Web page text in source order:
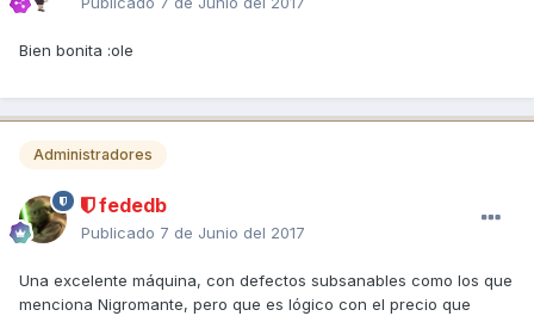
Bien bonita :ole
Administradores
fededb
Publicado 7 de Junio del 2017
Una excelente máquina, con defectos subsanables como los que
menciona Nigromante, pero que es lógico con el precio que